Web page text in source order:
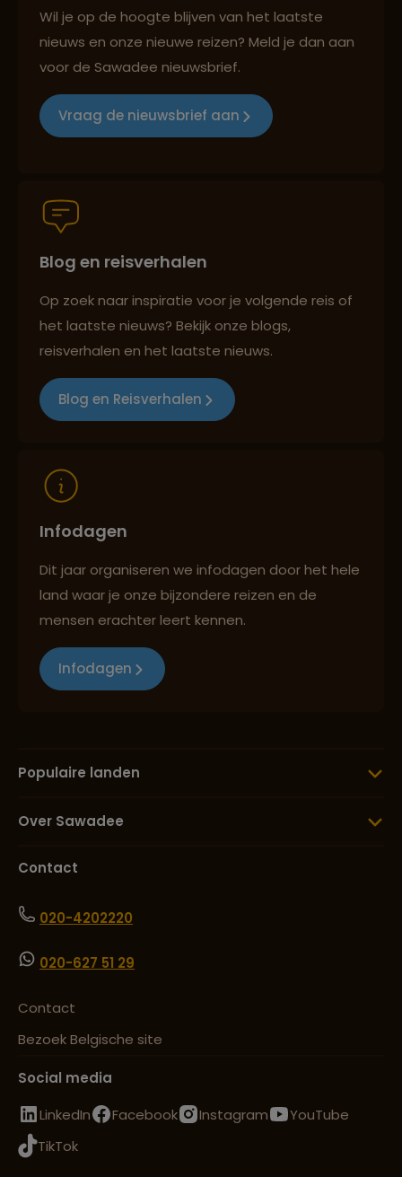
Reizen met oog voor mens, cultuur en milieu
Persoonlijk en deskundig reisadvies
Best beoordeelde reisroutes
Wil je op de hoogte blijven van het laatste
nieuws en onze nieuwe reizen? Meld je dan aan
voor de Sawadee nieuwsbrief.
Vraag de nieuwsbrief aan
Blog en reisverhalen
Op zoek naar inspiratie voor je volgende reis of
het laatste nieuws? Bekijk onze blogs,
reisverhalen en het laatste nieuws.
Blog en Reisverhalen
Infodagen
Dit jaar organiseren we infodagen door het hele
land waar je onze bijzondere reizen en de
mensen erachter leert kennen.
Infodagen
Populaire landen
Over Sawadee
Contact
020-4202220
020-627 51 29
Contact
Bezoek Belgische site
Social media
LinkedIn
Facebook Instagram
YouTube
TikTok